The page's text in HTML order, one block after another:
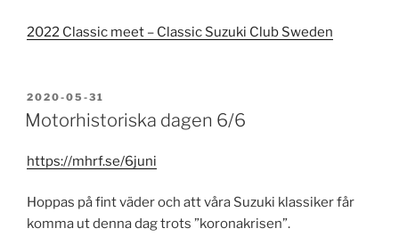
2022 Classic meet – Classic Suzuki Club Sweden
PUBLICERAT
2020-05-31
Motorhistoriska dagen 6/6
https://mhrf.se/6juni
Hoppas på fint väder och att våra Suzuki klassiker får
komma ut denna dag trots ”koronakrisen”.